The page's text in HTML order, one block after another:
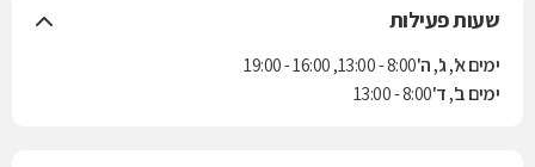
שעות פעילות
ימים א', ג', ה'8:00 - 13:00, 16:00 - 19:00
ימים ב', ד'8:00 - 13:00